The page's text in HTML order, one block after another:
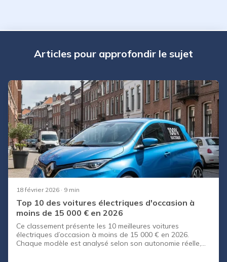
Articles pour approfondir le sujet
18 février 2026 · 9 min
Top 10 des voitures électriques d'occasion à
moins de 15 000 € en 2026
Ce classement présente les 10 meilleures voitures
électriques d’occasion à moins de 15 000 € en 2026.
Chaque modèle est analysé selon son autonomie réelle,